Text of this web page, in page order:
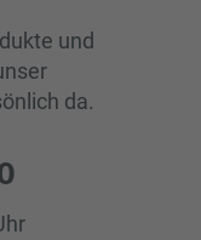
und
da.